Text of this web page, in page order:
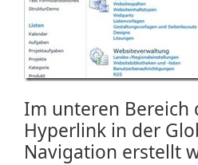
Im unteren Bereich
Hyperlink in der
Navigation erstellt